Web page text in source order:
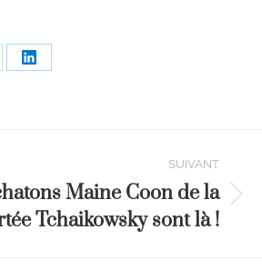
SUIVANT
Maine Coon de la
Tchaikowsky sont là !